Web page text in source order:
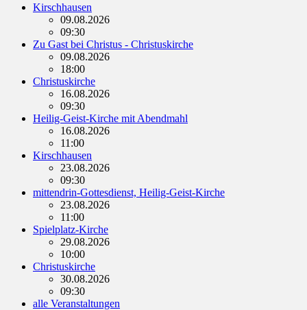
Kirschhausen
09.08.2026
09:30
Zu Gast bei Christus - Christuskirche
09.08.2026
18:00
Christuskirche
16.08.2026
09:30
Heilig-Geist-Kirche mit Abendmahl
16.08.2026
11:00
Kirschhausen
23.08.2026
09:30
mittendrin-Gottesdienst, Heilig-Geist-Kirche
23.08.2026
11:00
Spielplatz-Kirche
29.08.2026
10:00
Christuskirche
30.08.2026
09:30
alle Veranstaltungen